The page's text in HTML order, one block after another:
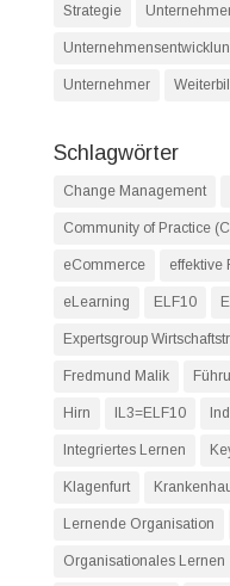
Strategie
Unternehmer
Schlagwörter
Change Management
Community of Practice
eCommerce effektive
eLearning ELF10
Expertsgroup
Fredmund Malik
Hirn IL3=ELF10
Integriertes Lernen
Klagenfurt
Lernende Organisation
Organisationales Lernen